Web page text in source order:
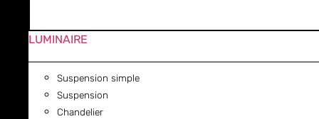
LUMINAIRE
Suspension simple
Suspension
Chandelier